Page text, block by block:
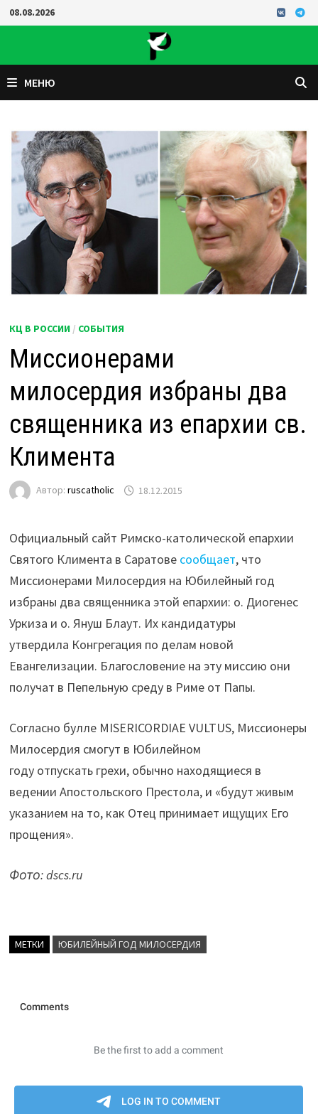
Перейти
к
08.08.2026
МЕНЮ
КЦ В РОССИИ / СОБЫТИЯ
Миссионерами
милосердия избраны два
священника из епархии св.
Климента
Автор:ruscatholic 18.12.2015
Официальный сайт Римско-католической епархии
Святого Климента в Саратове сообщает, что
Миссионерами Милосердия на Юбилейный год
избраны два священника этой епархии: о. Диогенес
Уркиза и о. Януш Блаут. Их кандидатуры
утвердила Конгрегация по делам новой
Евангелизации. Благословение на эту миссию они
получат в Пепельную среду в Риме от Папы.
Согласно булле MISERICORDIAE VULTUS, Миссионеры
Милосердия смогут в Юбилейном
году отпускать грехи, обычно находящиеся в
ведении Апостольского Престола, и «будут живым
указанием на то, как Отец принимает ищущих Его
прощения».
Фото: dscs.ru
МЕТКИ ЮБИЛЕЙНЫЙ ГОД МИЛОСЕРДИЯ